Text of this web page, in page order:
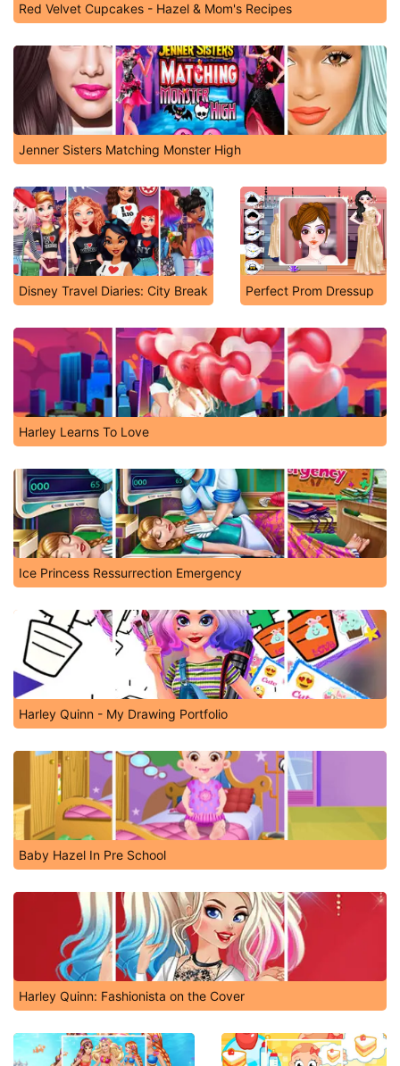
Red Velvet Cupcakes - Hazel & Mom's Recipes
Jenner Sisters Matching Monster High
Disney Travel Diaries: City Break Perfect Prom Dressup
Harley Learns To Love
Ice Princess Ressurrection Emergency
Harley Quinn - My Drawing Portfolio
Baby Hazel In Pre School
Harley Quinn: Fashionista on the Cover